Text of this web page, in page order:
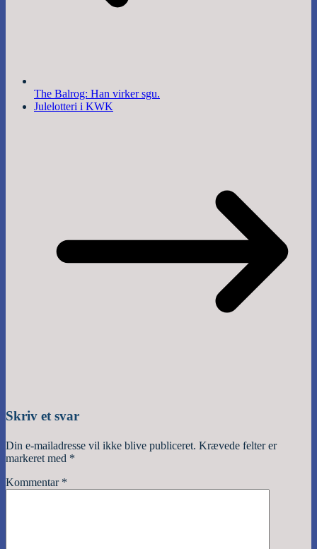
The Balrog: Han virker sgu.
Julelotteri i KWK
Skriv et svar
Din e-mailadresse vil ikke blive publiceret. Krævede felter er
markeret med *
Kommentar *